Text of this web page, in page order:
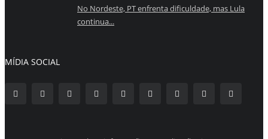
No Nordeste, PT enfrenta dificuldade, mas Lula
continua...
MÍDIA SOCIAL